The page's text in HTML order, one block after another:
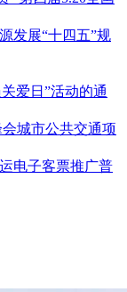
发展“十四五”规
爱日”活动的通
城市公共交通项
电子客票推广普